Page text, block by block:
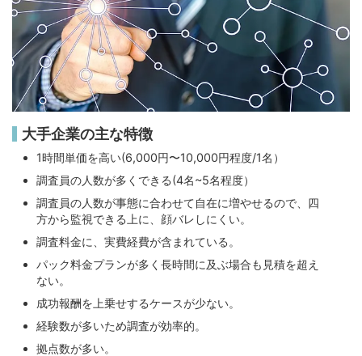
大手企業の主な特徴
1時間単価を高い(6,000円〜10,000円程度/1名）
調査員の人数が多くできる(4名~5名程度）
調査員の人数が事態に合わせて自在に増やせるので、四
方から監視できる上に、顔バレしにくい。
調査料金に、実費経費が含まれている。
パック料金プランが多く長時間に及ぶ場合も見積を超え
ない。
成功報酬を上乗せするケースが少ない。
経験数が多いため調査が効率的。
拠点数が多い。